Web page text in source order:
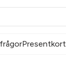
Presentkort